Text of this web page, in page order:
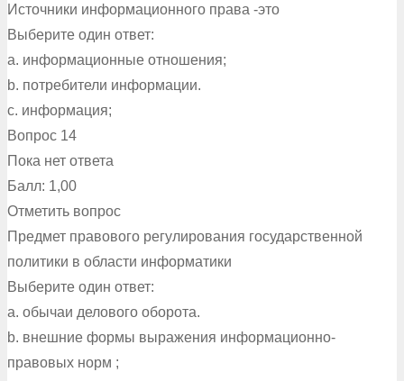
Источники информационного права -это
Выберите один ответ:
a. информационные отношения;
b. потребители информации.
c. информация;
Вопрос 14
Пока нет ответа
Балл: 1,00
Отметить вопрос
Предмет правового регулирования государственной
политики в области информатики
Выберите один ответ:
a. обычаи делового оборота.
b. внешние формы выражения информационно-
правовых норм ;